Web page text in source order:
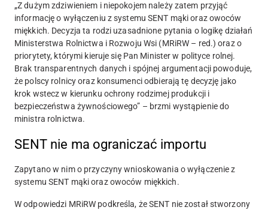
„Zdużym zdziwieniem i niepokojem należy zatem przyjąć
informację o wyłączeniu z systemu SENT mąki oraz owoców
miękkich. Decyzja ta rodzi uzasadnione pytania o logikę działań
Ministerstwa Rolnictwa i Rozwoju Wsi (MRiRW – red.) oraz o
priorytety, którymi kieruje się Pan Minister w polityce rolnej.
Brak transparentnych danych i spójnej argumentacji powoduje,
że polscy rolnicy oraz konsumenci odbierają tę decyzję jako
krok wstecz w kierunku ochrony rodzimej produkcji i
bezpieczeństwa żywnościowego” – brzmi wystąpienie do
ministra rolnictwa.
SENT nie ma ograniczać importu
Zapytano w nim o przyczyny wnioskowania o wyłączenie z
systemu SENT mąki oraz owoców miękkich.
W odpowiedzi MRiRW podkreśla, że SENT nie został stworzony